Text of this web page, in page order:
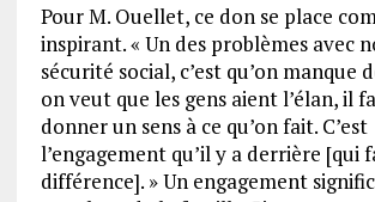
Pour M. Ouellet, ce don se place
inspirant. « Un des problèmes avec
sécurité social, c’est qu’on manque
on veut que les gens aient l’élan, il
donner un sens à ce qu’on fait. C’est
l’engagement qu’il y a derrière [qui
différence]. » Un engagement